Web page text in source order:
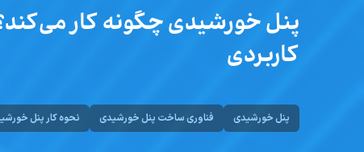
پنل خورشیدی چگونه کار
کاربردی
پنل خورشیدی فناوری ساخت پنل خورشیدی نحوه کار پنل